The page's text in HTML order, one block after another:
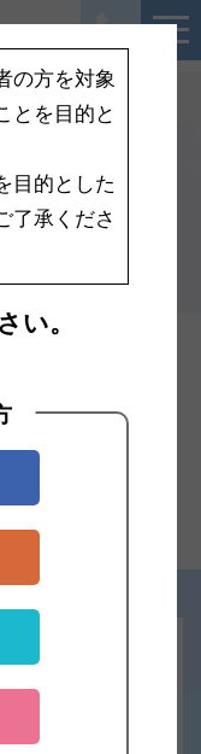
の方を対象
とを目的と
目的とした
了承くださ
い。
ューブ
こちら